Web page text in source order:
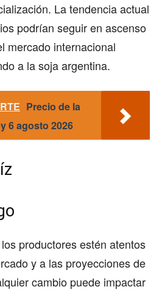
La tendencia actual
podrían seguir en ascenso
mercado internacional
a la soja argentina.
Precio de la
6 agosto 2026
productores estén atentos
y a las proyecciones de
cambio puede impactar